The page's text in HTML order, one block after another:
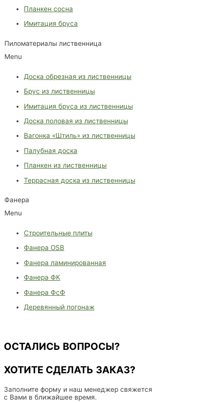
Планкен сосна
Имитация бруса
Пиломатериалы лиственница
Menu
Доска обрезная из лиственницы
Брус из лиственницы
Имитация бруса из лиственницы
Доска половая из лиственницы
Вагонка «Штиль» из лиственницы
Палубная доска
Планкен из лиственницы
Террасная доска из лиственницы
Фанера
Menu
Строительные плиты
Фанера OSB
Фанера ламинированная
Фанера ФК
Фанера ФсФ
Деревянный погонаж
ОСТАЛИСЬ ВОПРОСЫ?
ХОТИТЕ СДЕЛАТЬ ЗАКАЗ?
Заполните форму и наш менеджер свяжется
с Вами в ближайшее время.